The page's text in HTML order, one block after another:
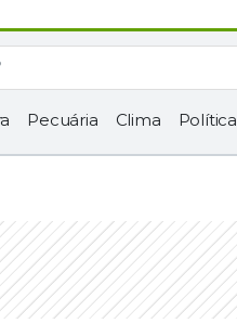
Pecuária Clima Política